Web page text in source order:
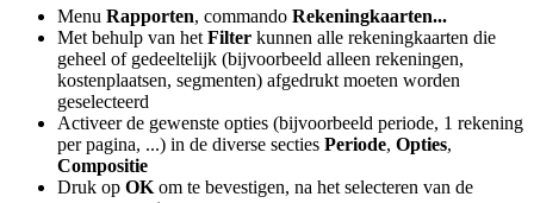
Menu Rapporten, commando Rekeningkaarten...
Met behulp van het Filter kunnen alle rekeningkaarten die
geheel of gedeeltelijk (bijvoorbeeld alleen rekeningen,
kostenplaatsen, segmenten) afgedrukt moeten worden
geselecteerd
Activeer de gewenste opties (bijvoorbeeld periode, 1 rekening
per pagina, ...) in de diverse secties Periode, Opties,
Compositie
Druk op OK om te bevestigen, na het selecteren van de